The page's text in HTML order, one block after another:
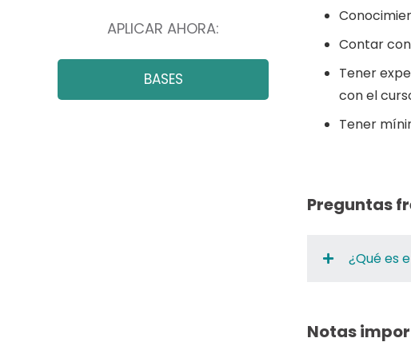
APLICAR AHORA:
BASES
Contar
Tener
con el
Tener
Preguntas
¿Qué es
Notas